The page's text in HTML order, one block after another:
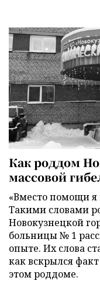
Как роддом
массовой
«Вместо помощи я
Такими словами
Новокузнецкой
больницы № 1
опыте. Их слова
как вскрылся
этом роддоме.